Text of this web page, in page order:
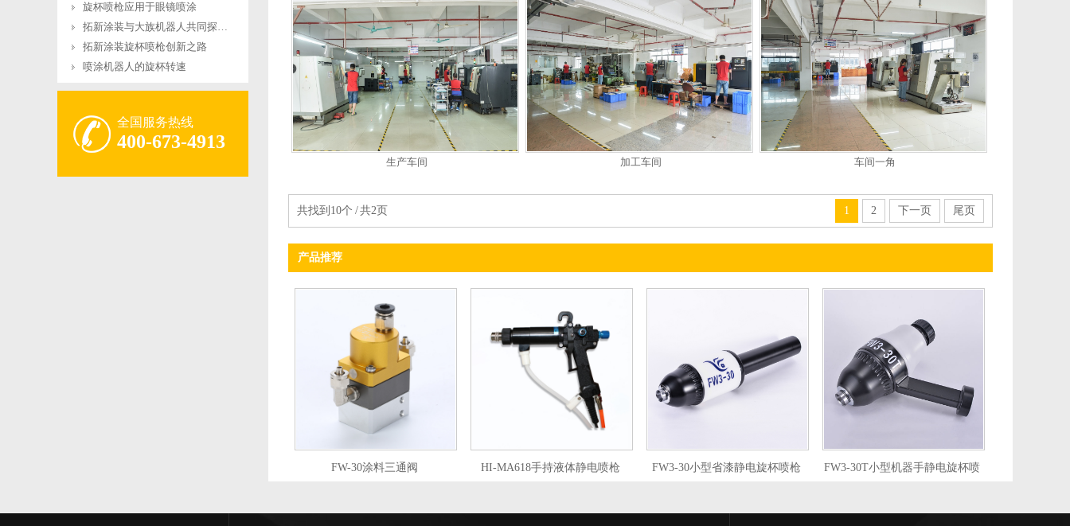
旋杯喷枪应用于眼镜喷涂
拓新涂装与大族机器人共同探讨喷涂机器人的研发及应用
拓新涂装旋杯喷枪创新之路
喷涂机器人的旋杯转速
全国服务热线
400-673-4913
生产车间 加工车间 车间一角
共找到10个 / 共2页 1 2 下一页 尾页
产品推荐
FW-30涂料三通阀 HI-MA618手持液体静电喷枪 FW3-30小型省漆静电旋杯喷枪
FW3-30T小型机器手静电旋杯喷